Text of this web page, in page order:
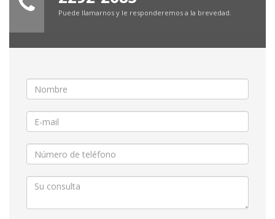
Puede llamarnos y le responderemos a la brevedad.